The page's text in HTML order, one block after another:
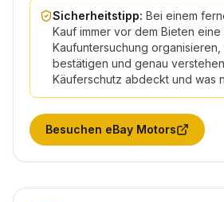
Sicherheitstipp: Bei einem
Kauf immer vor dem Bieten eine
Kaufuntersuchung
bestätigen und genau
Käuferschutz abdeckt und was
Besuchen eBay Motors